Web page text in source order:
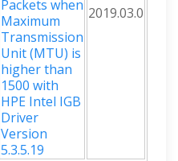
Packets when
Maximum
Transmission
Unit (MTU) is
higher than
1500 with
HPE Intel IGB
Driver
Version
5.3.5.19
2019.03.0